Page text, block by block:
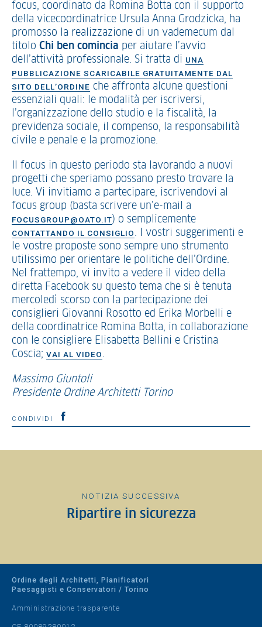
focus, coordinato da Romina Botta con il supporto
della vicecoordinatrice Ursula Anna Grodzicka, ha
promosso la realizzazione di un vademecum dal
titolo Chi ben comincia per aiutare l’avvio
dell’attività professionale. Si tratta di UNA
PUBBLICAZIONE SCARICABILE GRATUITAMENTE DAL
SITO DELL’ORDINE che affronta alcune questioni
essenziali quali: le modalità per iscriversi,
l’organizzazione dello studio e la fiscalità, la
previdenza sociale, il compenso, la responsabilità
civile e penale e la promozione.
Il focus in questo periodo sta lavorando a nuovi
progetti che speriamo possano presto trovare la
luce. Vi invitiamo a partecipare, iscrivendovi al
focus group (basta scrivere un’e-mail a
FOCUSGROUP@OATO.IT) o semplicemente
CONTATTANDO IL CONSIGLIO. I vostri suggerimenti e
le vostre proposte sono sempre uno strumento
utilissimo per orientare le politiche dell’Ordine.
Nel frattempo, vi invito a vedere il video della
diretta Facebook su questo tema che si è tenuta
mercoledì scorso con la partecipazione dei
consiglieri Giovanni Rosotto ed Erika Morbelli e
della coordinatrice Romina Botta, in collaborazione
con le consigliere Elisabetta Bellini e Cristina
Coscia; VAI AL VIDEO.
Massimo Giuntoli
Presidente Ordine Architetti Torino
CONDIVIDI
NOTIZIA SUCCESSIVA
Ripartire in sicurezza
Ordine degli Architetti, Pianificatori
Paesaggisti e Conservatori / Torino
Amministrazione trasparente